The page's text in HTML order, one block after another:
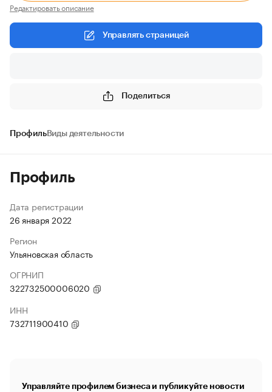
Редактировать описание
Управлять страницей
Поделиться
ПрофильВиды деятельности
Профиль
Дата регистрации
26 января 2022
Регион
Ульяновская область
ОГРНИП
322732500006020
ИНН
732711900410
Управляйте профилем бизнеса и публикуйте новости